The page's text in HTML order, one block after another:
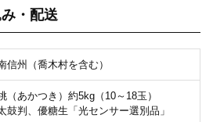
・配送
信州（喬木村を含む）
（あかつき）約5kg（10～18玉）
鼓判、優糖生「光センサー選別品」